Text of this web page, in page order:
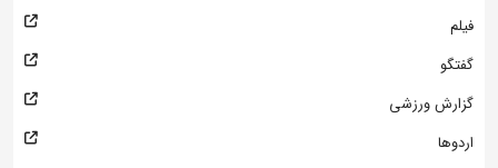
فیلم
گفتگو
گزارش ورزشی
اردوها